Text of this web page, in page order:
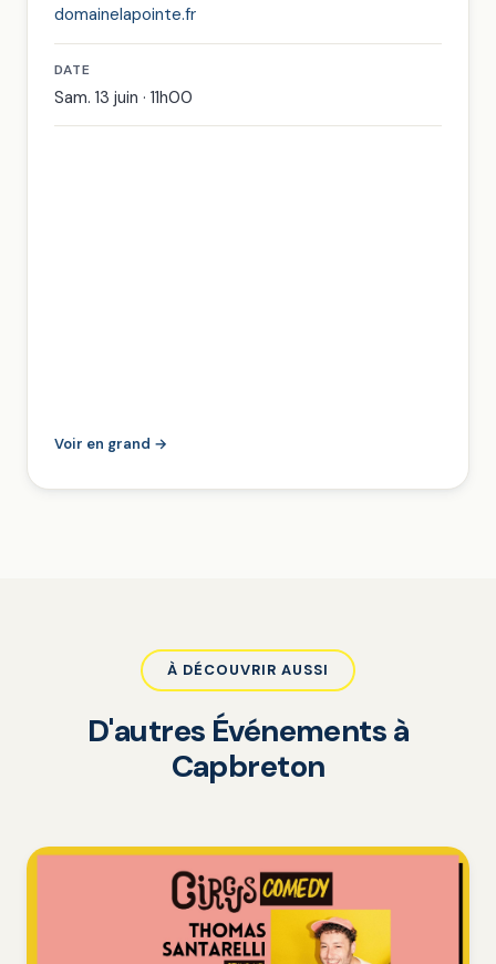
domainelapointe.fr
DATE
Sam. 13 juin · 11h00
Voir en grand →
À DÉCOUVRIR AUSSI
D'autres Événements à
Capbreton